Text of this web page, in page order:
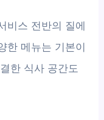
비스 전반의 질에
한 메뉴는 기본이
한 식사 공간도